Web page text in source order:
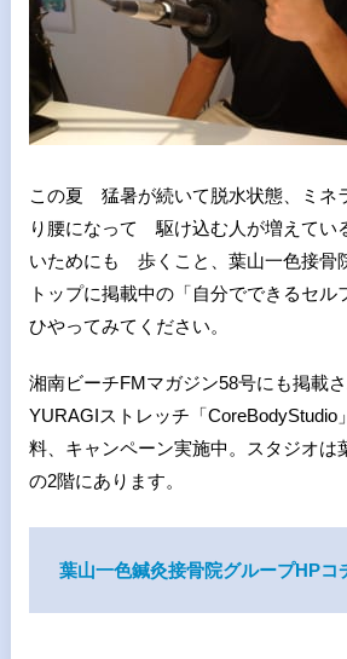
この夏 猛暑が続いて脱水状態、ミネ
り腰になって 駆け込む人が増えてい
いためにも 歩くこと、葉山一色接骨
トップに掲載中の「自分でできるセル
ひやってみてください。
湘南ビーチFMマガジン58号にも掲載
YURAGIストレッチ「CoreBodyStudio
料、キャンペーン実施中。スタジオは
の2階にあります。
葉山一色鍼灸接骨院グループHPコ